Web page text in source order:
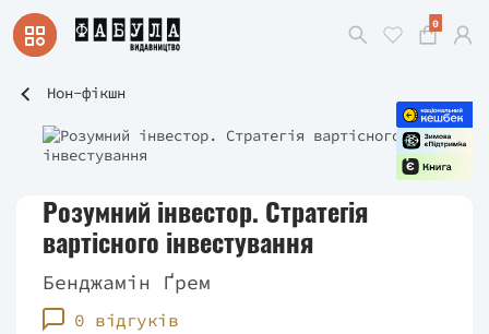
0
Нон-фікшн
Розумний інвестор. Стратегія
вартісного інвестування
Бенджамін Ґрем
0 відгуків